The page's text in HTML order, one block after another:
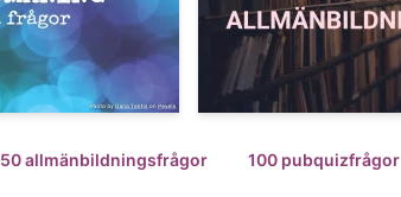
50 allmänbildningsfrågor 100 pubquizfrågor